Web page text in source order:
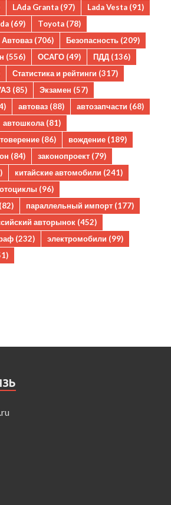
LAda Granta (97) Lada Vesta (91)
(69) Toyota (78)
Автоваз (706) Безопасность (209)
(556) ОСАГО (49) ПДД (136)
Статистика и рейтинги (317)
(85) Экзамен (57)
автоваз (88) автозапчасти (68)
автошкола(81)
(86) вождение (189)
(84) законопроект (79)
китайские автомобили (241)
(96)
(82) параллельный импорт (177)
авторынок (452)
(232) электромобили (99)